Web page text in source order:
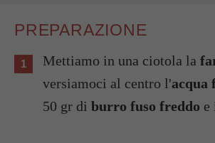
PREPARAZIONE
Mettiamo in una ciotola la
versiamoci al centro l'acqua
50 gr di burro fuso freddo e